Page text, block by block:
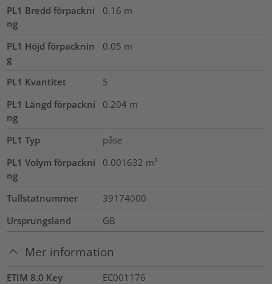
PL1 Bredd förpackni
ng
0.16 m
PL1 Höjd förpacknin
g
0.05 m
PL1 Kvantitet
5
PL1 Längd förpackni
ng
0.204 m
PL1 Typ
påse
PL1 Volym förpackni
ng
0.001632 m³
Tullstatnummer
39174000
Ursprungsland
GB
Mer information
ETIM 8.0 Key
EC001176